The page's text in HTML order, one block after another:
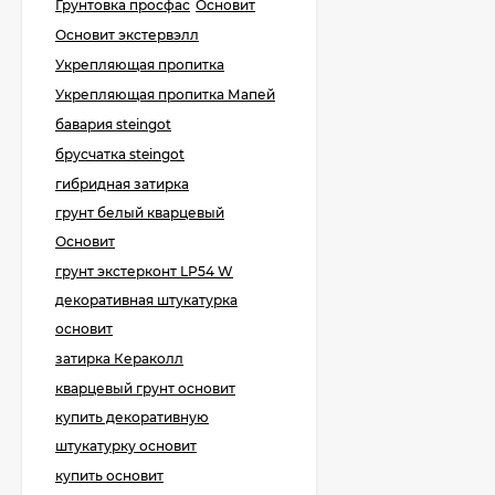
Litokol Primer С-M
проникновения, 10 л.
1 290
TLS-Profi Зажим для
СВП 1 мм 500 шт.
Затирка цветная
1 285 ₽
KeraBellezza Design
Грунтовка просфас Основит
Основит экстервэлл
Укрепляющая пропитка
Укрепляющая пропитка Мапей
бавария steingot
брусчатка steingot
гибридная затирка
грунт белый кварцевый
Основит
грунт экстерконт LP54 W
декоративная штукатурка
основит
затирка Кераколл
кварцевый грунт основит
купить декоративную
штукатурку основит
купить основит